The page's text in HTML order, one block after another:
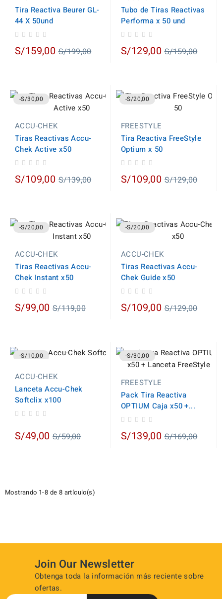
Tira Reactiva Beurer GL-
44 X 50und
S/159,00Regular
S/199,00
Tubo de Tiras Reactivas
Performa x 50 und
S/129,00Regular
S/159,00
-S/30,00
ACCU-CHEK
Tiras Reactivas Accu-
Chek Active x50
S/109,00Regular
S/139,00
-S/20,00
FREESTYLE
Tira Reactiva FreeStyle
Optium x 50
S/109,00Regular
S/129,00
-S/20,00
ACCU-CHEK
Tiras Reactivas Accu-
Chek Instant x50
S/99,00 Regular
S/119,00
-S/20,00
ACCU-CHEK
Tiras Reactivas Accu-
Chek Guide x50
S/109,00Regular
S/129,00
-S/10,00
ACCU-CHEK
Lanceta Accu-Chek
Softclix x100
S/49,00 Regular
S/59,00
-S/30,00
FREESTYLE
Pack Tira Reactiva
OPTIUM Caja x50 +...
S/139,00Regular
S/169,00
Mostrando 1-8 de 8 artículo(s)
Join Our Newsletter
Obtenga toda la información más reciente sobre
ofertas.